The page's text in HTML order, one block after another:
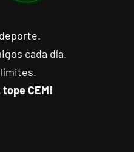
cada día.
tope CEM!